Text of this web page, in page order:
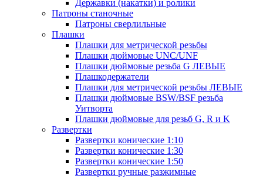
Державки (накатки) и ролики
Патроны станочные
Патроны сверлильные
Плашки
Плашки для метрической резьбы
Плашки дюймовые UNC/UNF
Плашки дюймовые резьба G ЛЕВЫЕ
Плашкодержатели
Плашки для метрической резьбы ЛЕВЫЕ
Плашки дюймовые BSW/BSF резьба
Уитворта
Плашки дюймовые для резьб G, R и K
Развертки
Развертки конические 1:10
Развертки конические 1:30
Развертки конические 1:50
Развертки ручные разжимные